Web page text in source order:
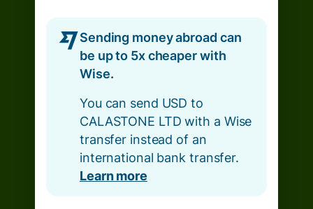
Sending money abroad can
be up to 5x cheaper with
Wise.
You can send USD to
CALASTONE LTD with a Wise
transfer instead of an
international bank transfer.
Learn more